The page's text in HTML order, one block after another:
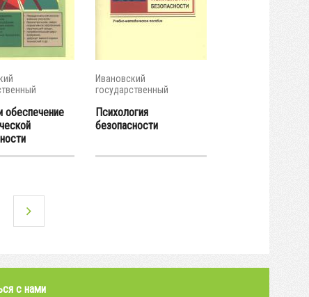
обеспечение
Ивановский
государственный
Психология
безопасности
с нами